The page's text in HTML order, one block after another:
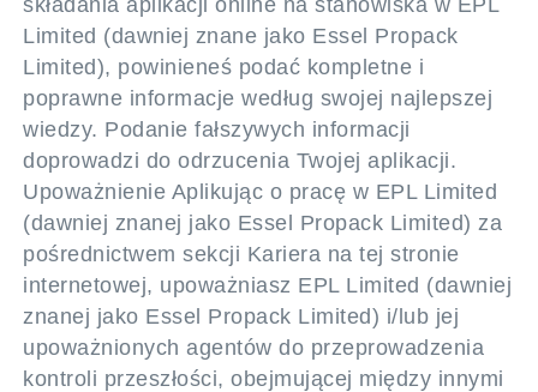
składania aplikacji online na stanowiska w EPL
Limited (dawniej znane jako Essel Propack
Limited), powinieneś podać kompletne i
poprawne informacje według swojej najlepszej
wiedzy. Podanie fałszywych informacji
doprowadzi do odrzucenia Twojej aplikacji.
Upoważnienie Aplikując o pracę w EPL Limited
(dawniej znanej jako Essel Propack Limited) za
pośrednictwem sekcji Kariera na tej stronie
internetowej, upoważniasz EPL Limited (dawniej
znanej jako Essel Propack Limited) i/lub jej
upoważnionych agentów do przeprowadzenia
kontroli przeszłości, obejmującej między innymi